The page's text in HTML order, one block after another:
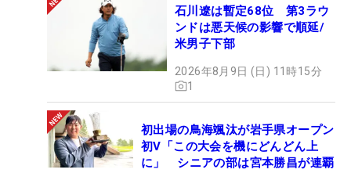
石川遼は暫定68位 第3ラウ
ンドは悪天候の影響で順延/
米男子下部
2026年8月9日 (日) 11時15分
1
初出場の鳥海颯汰が岩手県オープン
初V「この大会を機にどんどん上
に」 シニアの部は宮本勝昌が連覇